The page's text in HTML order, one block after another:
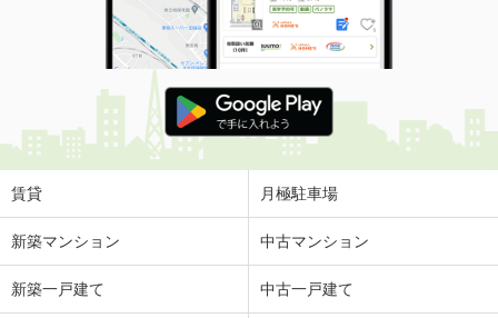
賃貸 月極駐車場
新築マンション 中古マンション
新築一戸建て 中古一戸建て